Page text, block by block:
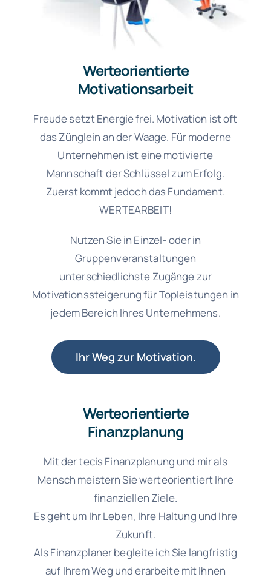
Werteorientierte
Motivationsarbeit
Freude setzt Energie frei. Motivation ist oft
das Zünglein an der Waage. Für moderne
Unternehmen ist eine motivierte
Mannschaft der Schlüssel zum Erfolg.
Zuerst kommt jedoch das Fundament.
WERTEARBEIT!
Nutzen Sie in Einzel- oder in
Gruppenveranstaltungen
unterschiedlichste Zugänge zur
Motivationssteigerung für Topleistungen in
jedem Bereich Ihres Unternehmens.
Ihr Weg zur Motivation.
Werteorientierte
Finanzplanung
Mit der tecis Finanzplanung und mir als
Mensch meistern Sie werteorientiert Ihre
finanziellen Ziele.
Es geht um Ihr Leben, Ihre Haltung und Ihre
Zukunft.
Als Finanzplaner begleite ich Sie langfristig
auf Ihrem Weg und erarbeite mit Ihnen